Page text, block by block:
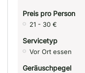
Preis pro Person
21 - 30 €
Servicetyp
Vor Ort essen
Geräuschpegel